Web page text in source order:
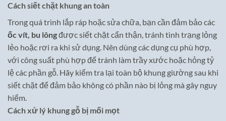
Cách siết chặt khung an toàn
Trong quá trình lắp ráp hoặc sửa chữa, bạn cần đảm bảo các
ốc vít, bu lôngđược siết chặt cẩn thận, tránh tình trạng lỏng
lẻo hoặc rơi ra khi sử dụng. Nên dùng các dụng cụ phù hợp,
với công suất phù hợp để tránh làm trầy xước hoặc hỏng tỷ
lệ các phần gỗ. Hãy kiểm tra lại toàn bộ khung giường sau khi
siết chặt để đảm bảo không có phần nào bị lỏng mà gây nguy
hiểm.
Cách xử lý khung gỗ bị mối mọt